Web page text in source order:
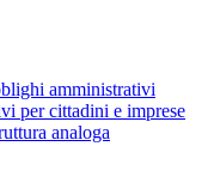
amministrativi
per cittadini e imprese
analoga